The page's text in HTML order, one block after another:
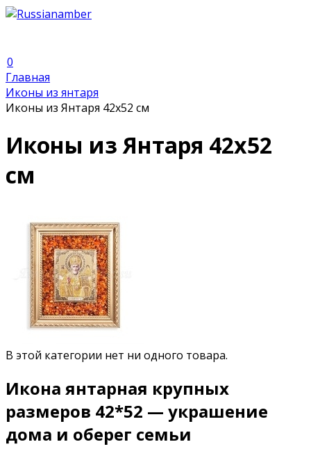
0
Главная
Иконы из янтаря
Иконы из Янтаря 42х52 см
Иконы из Янтаря 42х52
см
В этой категории нет ни одного товара.
Икона янтарная крупных
размеров 42*52 — украшение
дома и оберег семьи